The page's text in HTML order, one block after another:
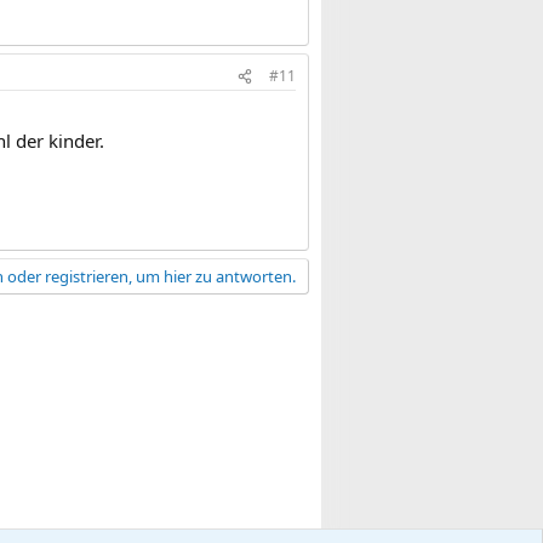
#11
der kinder.
oder registrieren, um hier zu antworten.